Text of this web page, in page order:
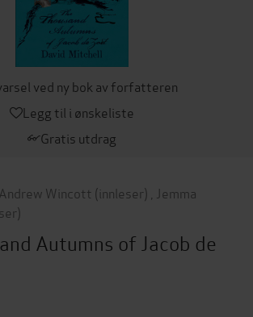
ved ny bok av forfatteren
Legg til i ønskeliste
Gratis utdrag
Andrew Wincott (innleser)
Jemma
Autumns of Jacob de